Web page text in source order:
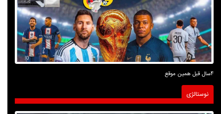
4سال قبل همین موقع
نوستالژی